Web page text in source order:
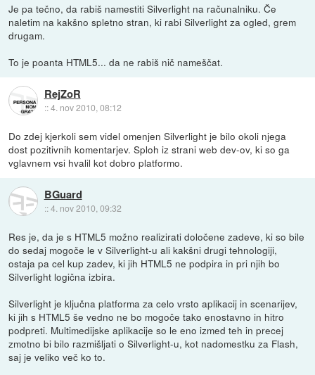
Je pa tečno, da rabiš namestiti Silverlight na računalniku. Če
naletim na kakšno spletno stran, ki rabi Silverlight za ogled, grem
drugam.
To je poanta HTML5... da ne rabiš nič nameščat.
RejZoR
::4. nov 2010, 08:12
Do zdej kjerkoli sem videl omenjen Silverlight je bilo okoli njega
dost pozitivnih komentarjev. Sploh iz strani web dev-ov, ki so ga
vglavnem vsi hvalil kot dobro platformo.
BGuard
::4. nov 2010, 09:32
Res je, da je s HTML5 možno realizirati določene zadeve, ki so bile
do sedaj mogoče le v Silverlight-u ali kakšni drugi tehnologiji,
ostaja pa cel kup zadev, ki jih HTML5 ne podpira in pri njih bo
Silverlight logična izbira.
Silverlight je ključna platforma za celo vrsto aplikacij in scenarijev,
ki jih s HTML5 še vedno ne bo mogoče tako enostavno in hitro
podpreti. Multimedijske aplikacije so le eno izmed teh in precej
zmotno bi bilo razmišljati o Silverlight-u, kot nadomestku za Flash,
saj je veliko več ko to.